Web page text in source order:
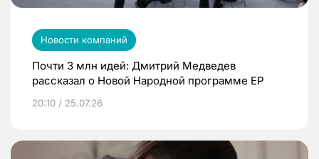
Новости компаний
Почти 3 млн идей: Дмитрий Медведев
рассказал о Новой Народной программе ЕР
20:10 / 25.07.26